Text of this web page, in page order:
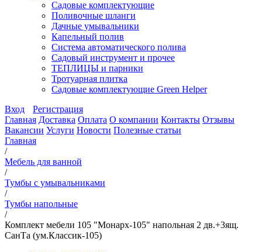
Садовые комплектующие
Поливочные шланги
Дачные умывальники
Капельный полив
Система автоматического полива
Садовый инструмент и прочее
ТЕПЛИЦЫ и парники
Тротуарная плитка
Садовые комплектующие Green Helper
Вход
Регистрация
Главная Доставка Оплата О компании Контакты Отзывы
Вакансии Услуги Новости Полезные статьи
Главная
/
Мебель для ванной
/
Тумбы с умывальниками
/
Тумбы напольные
/
Комплект мебели 105 "Монарх-105" напольная 2 дв.+3ящ.
СанТа (ум.Классик-105)